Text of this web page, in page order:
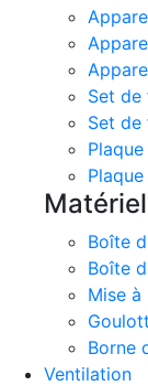
Set de
Set de
Boîte
Boîte
Mise à
Borne
Ventilation